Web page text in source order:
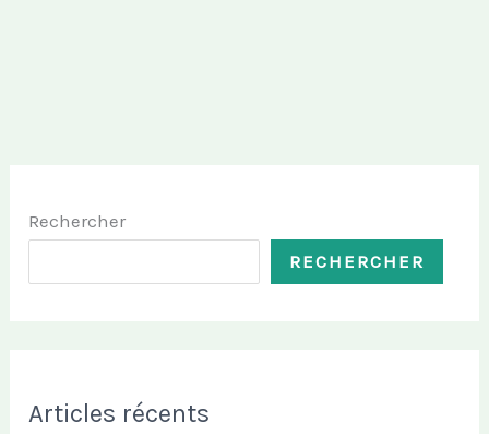
Rechercher
RECHERCHER
Articles récents